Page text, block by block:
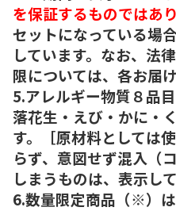
を保証するものではあり
セットになっている場
しています。なお、法
限については、各お届
5.アレルギー物質８品
落花生・えび・かに・
す。［原材料としては
らず、意図せず混入（
しまうものは、表示し
6.数量限定商品（※）